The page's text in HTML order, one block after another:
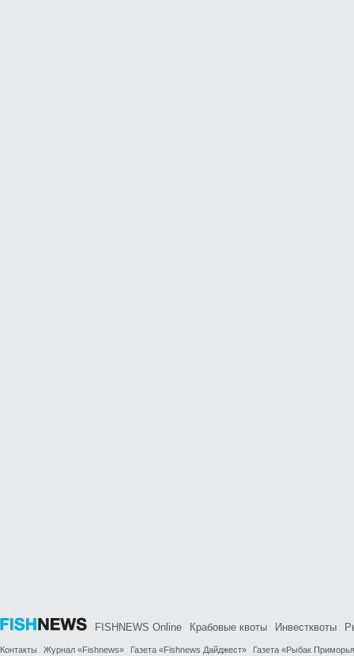
FISHNEWS Online Крабовые квоты Инвестквоты
Контакты Журнал «Fishnews» Газета «Fishnews Дайджест»
Газета «Рыбак